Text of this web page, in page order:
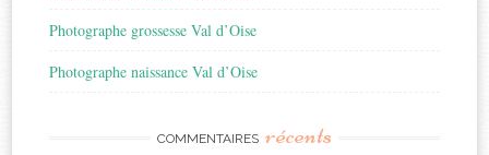
Photographe grossesse Val d’Oise
Photographe naissance Val d’Oise
COMMENTAIRES récents